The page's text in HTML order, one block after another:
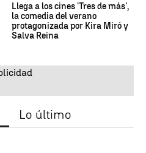
Llega a los cines 'Tres de más',
la comedia del verano
protagonizada por Kira Miró y
Salva Reina
Lo último